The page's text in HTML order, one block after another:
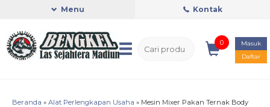
Menu Kontak
0
Masuk
Daftar
Beranda » Alat Perlengkapan Usaha » Mesin Mixer Pakan Ternak Body